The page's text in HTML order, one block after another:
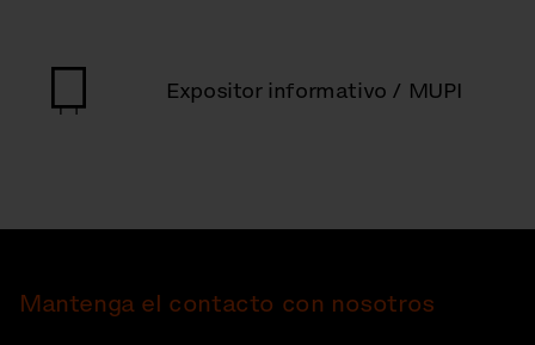
Expositor informativo / MUPI
Mantenga el contacto con nosotros